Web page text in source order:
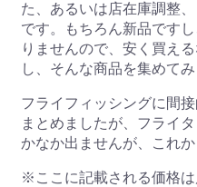
た、あるいは店在庫調整
です。もちろん新品です
りませんので、安く買え
し、そんな商品を集めてみ
フライフィッシングに間
まとめましたが、フライ
かなか出ませんが、これ
※ここに記載される価格